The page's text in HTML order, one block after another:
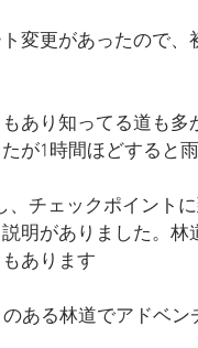
変更があったので
あり知ってる道も多
が1時間ほどすると
、チェックポイント
明がありました。
あります
ある林道でアドベ